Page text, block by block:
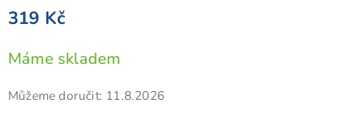
319 Kč
Měrná
cena:
Máme skladem
Můžeme doručit: 11.8.2026